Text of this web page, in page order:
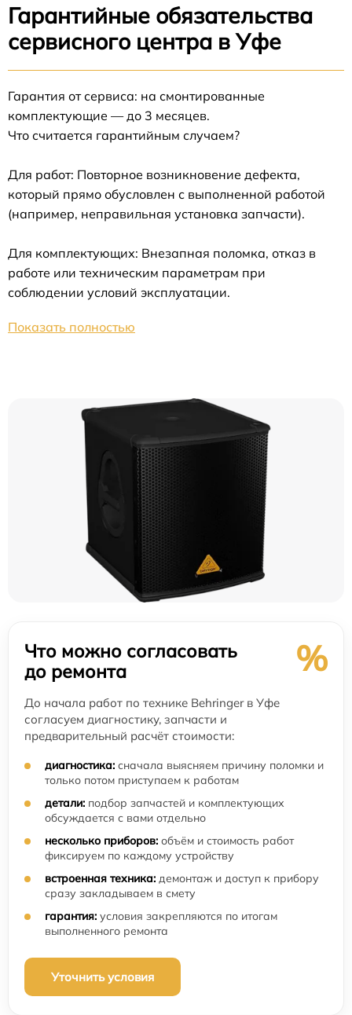
Гарантийные обязательства
сервисного центра в Уфе
Гарантия от сервиса: на смонтированные
комплектующие — до 3 месяцев.
Что считается гарантийным случаем?
Для работ: Повторное возникновение дефекта,
который прямо обусловлен с выполненной работой
(например, неправильная установка запчасти).
Для комплектующих: Внезапная поломка, отказ в
работе или техническим параметрам при
соблюдении условий эксплуатации.
Показать полностью
Что можно согласовать
до ремонта
%
До начала работ по технике Behringer в Уфе
согласуем диагностику, запчасти и
предварительный расчёт стоимости:
диагностика: сначала выясняем причину поломки и
только потом приступаем к работам
детали: подбор запчастей и комплектующих
обсуждается с вами отдельно
несколько приборов: объём и стоимость работ
фиксируем по каждому устройству
встроенная техника: демонтаж и доступ к прибору
сразу закладываем в смету
гарантия: условия закрепляются по итогам
выполненного ремонта
Уточнить условия